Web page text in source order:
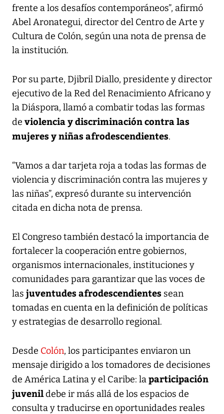
frente a los desafíos contemporáneos”, afirmó
Abel Aronategui, director del Centro de Arte y
Cultura de Colón, según una nota de prensa de
la institución.
Por su parte, Djibril Diallo, presidente y director
ejecutivo de la Red del Renacimiento Africano y
la Diáspora, llamó a combatir todas las formas
de violencia y discriminación contra las
mujeres y niñas afrodescendientes.
“Vamos a dar tarjeta roja a todas las formas de
violencia y discriminación contra las mujeres y
las niñas”, expresó durante su intervención
citada en dicha nota de prensa.
El Congreso también destacó la importancia de
fortalecer la cooperación entre gobiernos,
organismos internacionales, instituciones y
comunidades para garantizar que las voces de
las juventudes afrodescendientes sean
tomadas en cuenta en la definición de políticas
y estrategias de desarrollo regional.
Desde Colón, los participantes enviaron un
mensaje dirigido a los tomadores de decisiones
de América Latina y el Caribe: laparticipación
juvenildebe ir más allá de los espacios de
consulta y traducirse en oportunidades reales